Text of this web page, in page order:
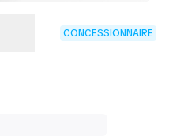
CONCESSIONNAIRE